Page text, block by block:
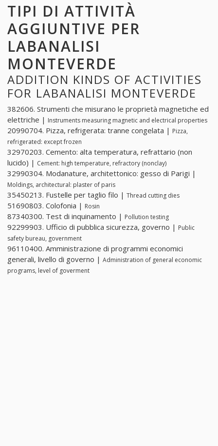
TIPI DI ATTIVITÀ
AGGIUNTIVE PER
LABANALISI
MONTEVERDE
ADDITION KINDS OF ACTIVITIES
FOR LABANALISI MONTEVERDE
382606. Strumenti che misurano le proprietà magnetiche ed
elettriche | Instruments measuring magnetic and electrical properties
20990704. Pizza, refrigerata: tranne congelata | Pizza,
refrigerated: except frozen
32970203. Cemento: alta temperatura, refrattario (non
lucido) | Cement: high temperature, refractory (nonclay)
32990304. Modanature, architettonico: gesso di Parigi |
Moldings, architectural: plaster of paris
35450213. Fustelle per taglio filo | Thread cutting dies
51690803. Colofonia | Rosin
87340300. Test di inquinamento | Pollution testing
92299903. Ufficio di pubblica sicurezza, governo | Public
safety bureau, government
96110400. Amministrazione di programmi economici
generali, livello di governo | Administration of general economic
programs, level of goverment